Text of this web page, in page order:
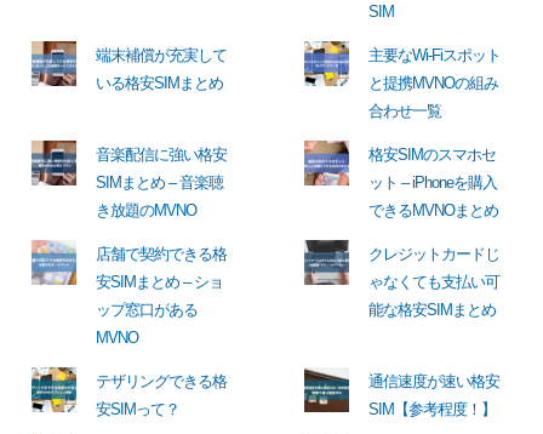
SIM
端末補償が充実して
いる格安SIMまとめ
主要なWi-Fiスポット
と提携MVNOの組み
合わせ一覧
音楽配信に強い格安
SIMまとめ – 音楽聴
き放題のMVNO
格安SIMのスマホセ
ット – iPhoneを購入
できるMVNOまとめ
店舗で契約できる格
安SIMまとめ – ショ
ップ窓口がある
MVNO
クレジットカードじ
ゃなくても支払い可
能な格安SIMまとめ
テザリングできる格
安SIMって？
通信速度が速い格安
SIM【参考程度！】